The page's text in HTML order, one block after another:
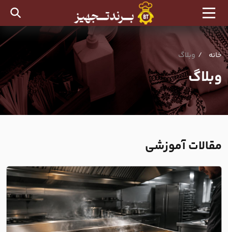
خانه وبلاگ
وبلاگ
مقالات آموزشی